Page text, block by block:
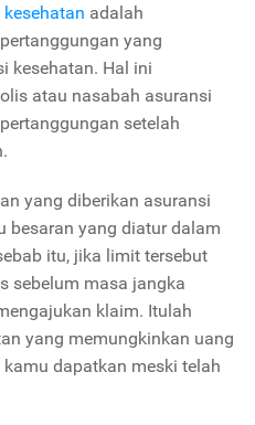
adalah
yang
kesehatan. Hal ini
atau nasabah asuransi
setelah
yang diberikan asuransi
besaran yang diatur dalam
itu, jika limit tersebut
sebelum masa jangka
klaim. Itulah
yang memungkinkan uang
dapatkan meski telah